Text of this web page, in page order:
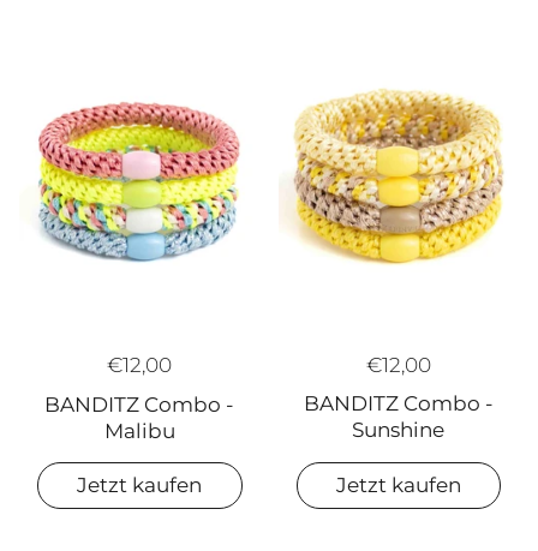
€12,00
BANDITZ Combo -
Malibu
Jetzt kaufen
€12,00
BANDITZ Combo -
Sunshine
Jetzt kaufen